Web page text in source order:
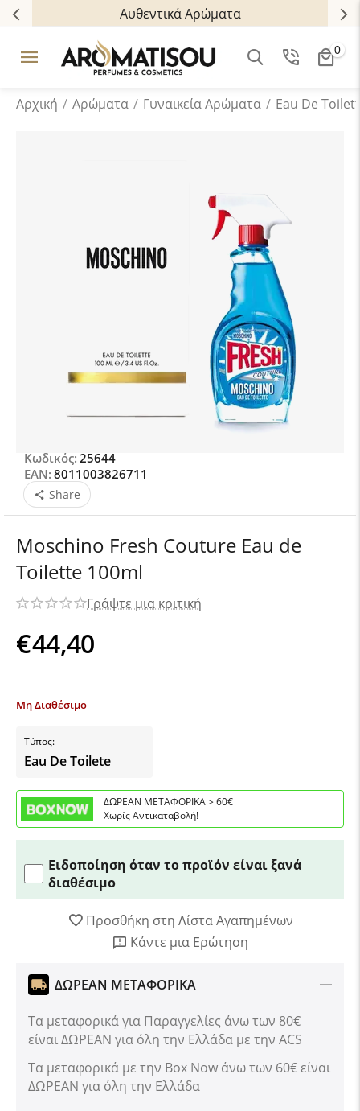
Αυθεντικά Αρώματα
0
Αρχική / Αρώματα / Γυναικεία Αρώματα / Eau De
EAN: 8011003826711
Κωδικός: 25644
Share
Moschino Fresh Couture Eau de
Toilette 100ml
Γράψτε μια κριτική
€44,40
Μη Διαθέσιμο
Τύπος:
Eau De Toilete
ΔΩΡΕΑΝ ΜΕΤΑΦΟΡΙΚΑ > 60€
Χωρίς Αντικαταβολή!
Ειδοποίηση όταν το προϊόν είναι ξανά
διαθέσιμο
Προσθήκη στη Λίστα Αγαπημένων
Κάντε μια Ερώτηση
ΔΩΡΕΑΝ ΜΕΤΑΦΟΡΙΚΑ
Τα μεταφορικά για Παραγγελίες άνω των 80€
είναι ΔΩΡΕΑΝ για όλη την Ελλάδα με την ACS
Tα μεταφορικά με την Box Now άνω των 60€ είναι
ΔΩΡΕΑΝ για όλη την Ελλάδα